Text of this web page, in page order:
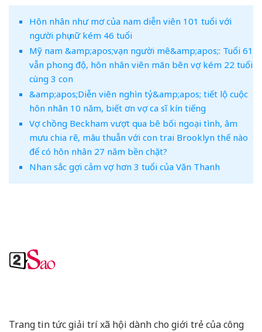
Hôn nhân như mơ của nam diễn viên 101 tuổi với
người phụ nữ kém 46 tuổi
Mỹ nam &amp;apos;vạn người mê&amp;apos;: Tuổi 61
vẫn phong độ, hôn nhân viên mãn bên vợ kém 22 tuổi
cùng 3 con
&amp;apos;Diễn viên nghìn tỷ&amp;apos; tiết lộ cuộc
hôn nhân 10 năm, biết ơn vợ ca sĩ kín tiếng
Vợ chồng Beckham vượt qua bê bối ngoại tình, âm
mưu chia rẽ, mâu thuẫn với con trai Brooklyn thế nào
để có hôn nhân 27 năm bền chặt?
Nhan sắc gợi cảm vợ hơn 3 tuổi của Văn Thanh
Trang tin tức giải trí xã hội dành cho giới trẻ của công